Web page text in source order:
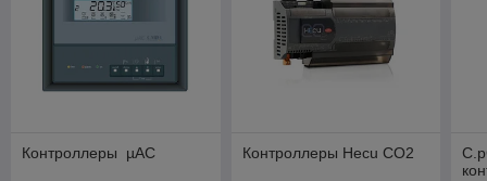
Контроллеры µAC Контроллеры Hecu CO2